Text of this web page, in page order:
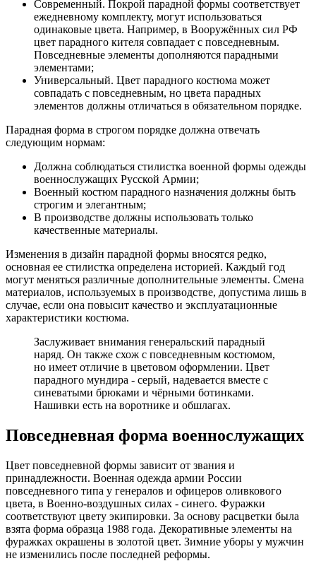
Современный. Покрой парадной формы соответствует
ежедневному комплекту, могут использоваться
одинаковые цвета. Например, в Вооружённых сил РФ
цвет парадного кителя совпадает с повседневным.
Повседневные элементы дополняются парадными
элементами;
Универсальный. Цвет парадного костюма может
совпадать с повседневным, но цвета парадных
элементов должны отличаться в обязательном порядке.
Парадная форма в строгом порядке должна отвечать
следующим нормам:
Должна соблюдаться стилистка военной формы одежды
военнослужащих Русской Армии;
Военный костюм парадного назначения должны быть
строгим и элегантным;
В производстве должны использовать только
качественные материалы.
Изменения в дизайн парадной формы вносятся редко,
основная ее стилистка определена историей. Каждый год
могут меняться различные дополнительные элементы. Смена
материалов, используемых в производстве, допустима лишь в
случае, если она повысит качество и эксплуатационные
характеристики костюма.
Заслуживает внимания генеральский парадный
наряд. Он также схож с повседневным костюмом,
но имеет отличие в цветовом оформлении. Цвет
парадного мундира - серый, надевается вместе с
синеватыми брюками и чёрными ботинками.
Нашивки есть на воротнике и обшлагах.
Повседневная форма военнослужащих
Цвет повседневной формы зависит от звания и
принадлежности. Военная одежда армии России
повседневного типа у генералов и офицеров оливкового
цвета, в Военно-воздушных силах - синего. Фуражки
соответствуют цвету экипировки. За основу расцветки была
взята форма образца 1988 года. Декоративные элементы на
фуражках окрашены в золотой цвет. Зимние уборы у мужчин
не изменились после последней реформы.